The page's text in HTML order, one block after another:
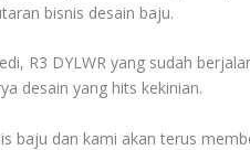
bisnis desain baju.
R3 DYLWR yang sudah
desain yang hits kekinian.
baju dan kami akan terus